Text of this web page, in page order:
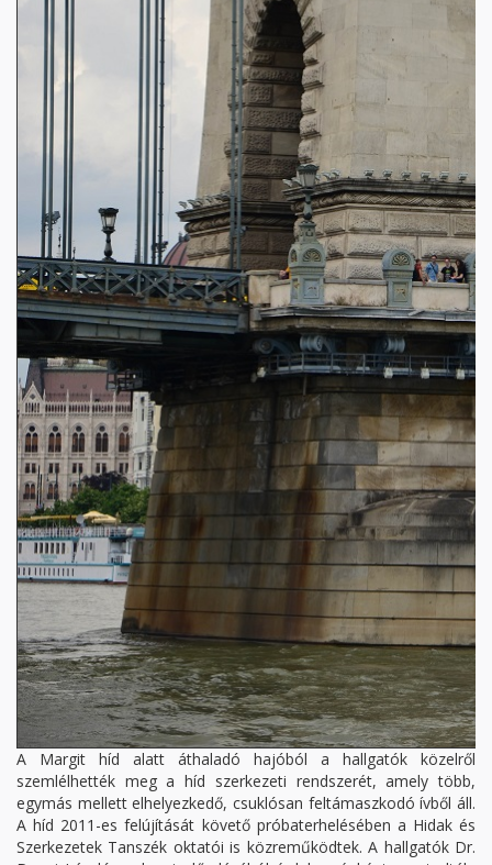
A Margit híd alatt áthaladó hajóból a hallgatók közelről
szemlélhették meg a híd szerkezeti rendszerét, amely több,
egymás mellett elhelyezkedő, csuklósan feltámaszkodó ívből áll.
A híd 2011-es felújítását követő próbaterhelésében a Hidak és
Szerkezetek Tanszék oktatói is közreműködtek. A hallgatók Dr.